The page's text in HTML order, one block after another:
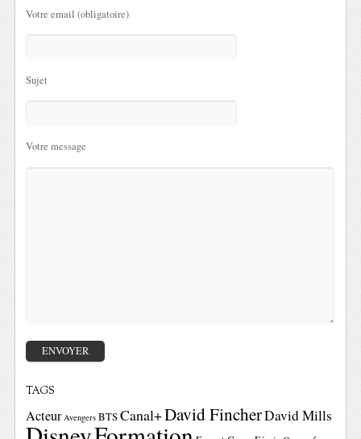
Votre email (obligatoire)
Sujet
Votre message
TAGS
Acteur Avengers BTSCanal+David FincherDavid Mills